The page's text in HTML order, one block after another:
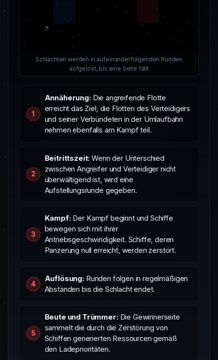
Schlachten werden in aufeinanderfolgenden Runden
aufgelöst, bis eine Seite fällt
Annäherung: Die angreifende Flotte
erreicht das Ziel; die Flotten des Verteidigers
und seiner Verbündeten in der Umlaufbahn
nehmen ebenfalls am Kampf teil.
Beitrittszeit: Wenn der Unterschied
zwischen Angreifer und Verteidiger nicht
überwältigend ist, wird eine
Aufstellungsrunde gegeben.
Kampf: Der Kampf beginnt und Schiffe
bewegen sich mit ihrer
Antriebsgeschwindigkeit. Schiffe, deren
Panzerung null erreicht, werden zerstört.
Auflösung: Runden folgen in regelmäßigen
Abständen bis die Schlacht endet.
Beute und Trümmer: Die Gewinnerseite
sammelt die durch die Zerstörung von
Schiffen generierten Ressourcen gemäß
den Ladeprioritäten.